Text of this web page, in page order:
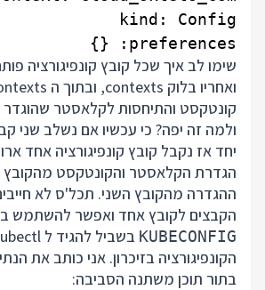
preferences: {}
קונטקסט והתיחסות לקלאסטר שהוגדר
ולמה זה יפה? כי עכשיו אם נשלב שני
יחד אז נקבל קובץ קונפיגורציה אחד
הגדרת הקלאסטר והקונטקסט מהקובץ
ההגדרה מהקובץ השני. תכל'ס לא
הקבצים לקובץ אחד ואפשר להשתמש
KUBECONFIG
הקונפיגורציה בזיכרון. אני כותב את
בתור תוכן משתנה הסביבה: